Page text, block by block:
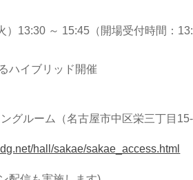
）13:30 ～ 15:45（開場受付時間：
ハイブリッド開催
グルーム（名古屋市中区栄三丁目15-
hall/sakae/sakae_access.html